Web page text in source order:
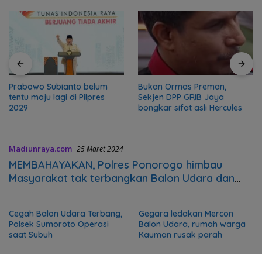
Prabowo Subianto belum
tentu maju lagi di Pilpres
2029
Bukan Ormas Preman,
Sekjen DPP GRIB Jaya
bongkar sifat asli Hercules
Madiunraya.com 25 Maret 2024
MEMBAHAYAKAN, Polres Ponorogo himbau
Masyarakat tak terbangkan Balon Udara dan
Cegah Balon Udara Terbang,
Polsek Sumoroto Operasi
saat Subuh
Gegara ledakan Mercon
Balon Udara, rumah warga
Kauman rusak parah